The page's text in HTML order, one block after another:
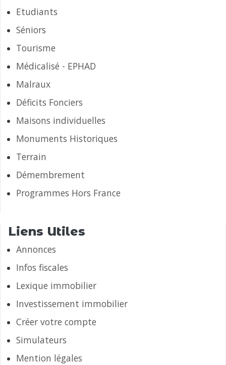
Etudiants
Séniors
Tourisme
Médicalisé - EPHAD
Malraux
Déficits Fonciers
Maisons individuelles
Monuments Historiques
Terrain
Démembrement
Programmes Hors France
Liens Utiles
Annonces
Infos fiscales
Lexique immobilier
Investissement immobilier
Créer votre compte
Simulateurs
Mention légales